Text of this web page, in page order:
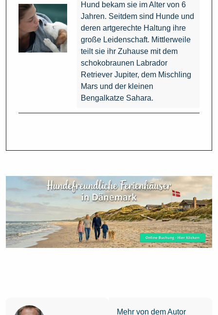
Hund bekam sie im Alter von 6
Jahren. Seitdem sind Hunde und
deren artgerechte Haltung ihre
große Leidenschaft. Mittlerweile
teilt sie ihr Zuhause mit dem
schokobraunen Labrador
Retriever Jupiter, dem Mischling
Mars und der kleinen
Bengalkatze Sahara.
Mehr von dem Autor